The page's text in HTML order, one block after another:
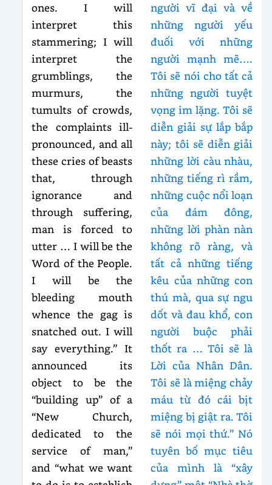
ones. I will
interpret this
stammering; I will
interpret the
grumblings, the
murmurs, the
tumults of crowds,
the complaints ill-
pronounced, and all
these cries of beasts
that, through
ignorance and
through suffering,
man is forced to
utter … I will be the
Word of the People.
I will be the
bleeding mouth
whence the gag is
snatched out. I will
say everything.” It
announced its
object to be the
“building up” of a
“New Church,
dedicated to the
service of man,”
and “what we want
người vĩ đại và về
những người yếu
đuối với những
người mạnh mẽ….
Tôi sẽ nói cho tất cả
những người tuyệt
vọng im lặng. Tôi sẽ
diễn giải sự lắp bắp
này; tôi sẽ diễn giải
những lời càu nhàu,
những tiếng rì rầm,
những cuộc nổi loạn
của đám đông,
những lời phàn nàn
không rõ ràng, và
tất cả những tiếng
kêu của những con
thú mà, qua sự ngu
dốt và đau khổ, con
người buộc phải
thốt ra … Tôi sẽ là
Lời của Nhân Dân.
Tôi sẽ là miệng chảy
máu từ đó cái bịt
miệng bị giật ra. Tôi
sẽ nói mọi thứ.” Nó
tuyên bố mục tiêu
của mình là “xây